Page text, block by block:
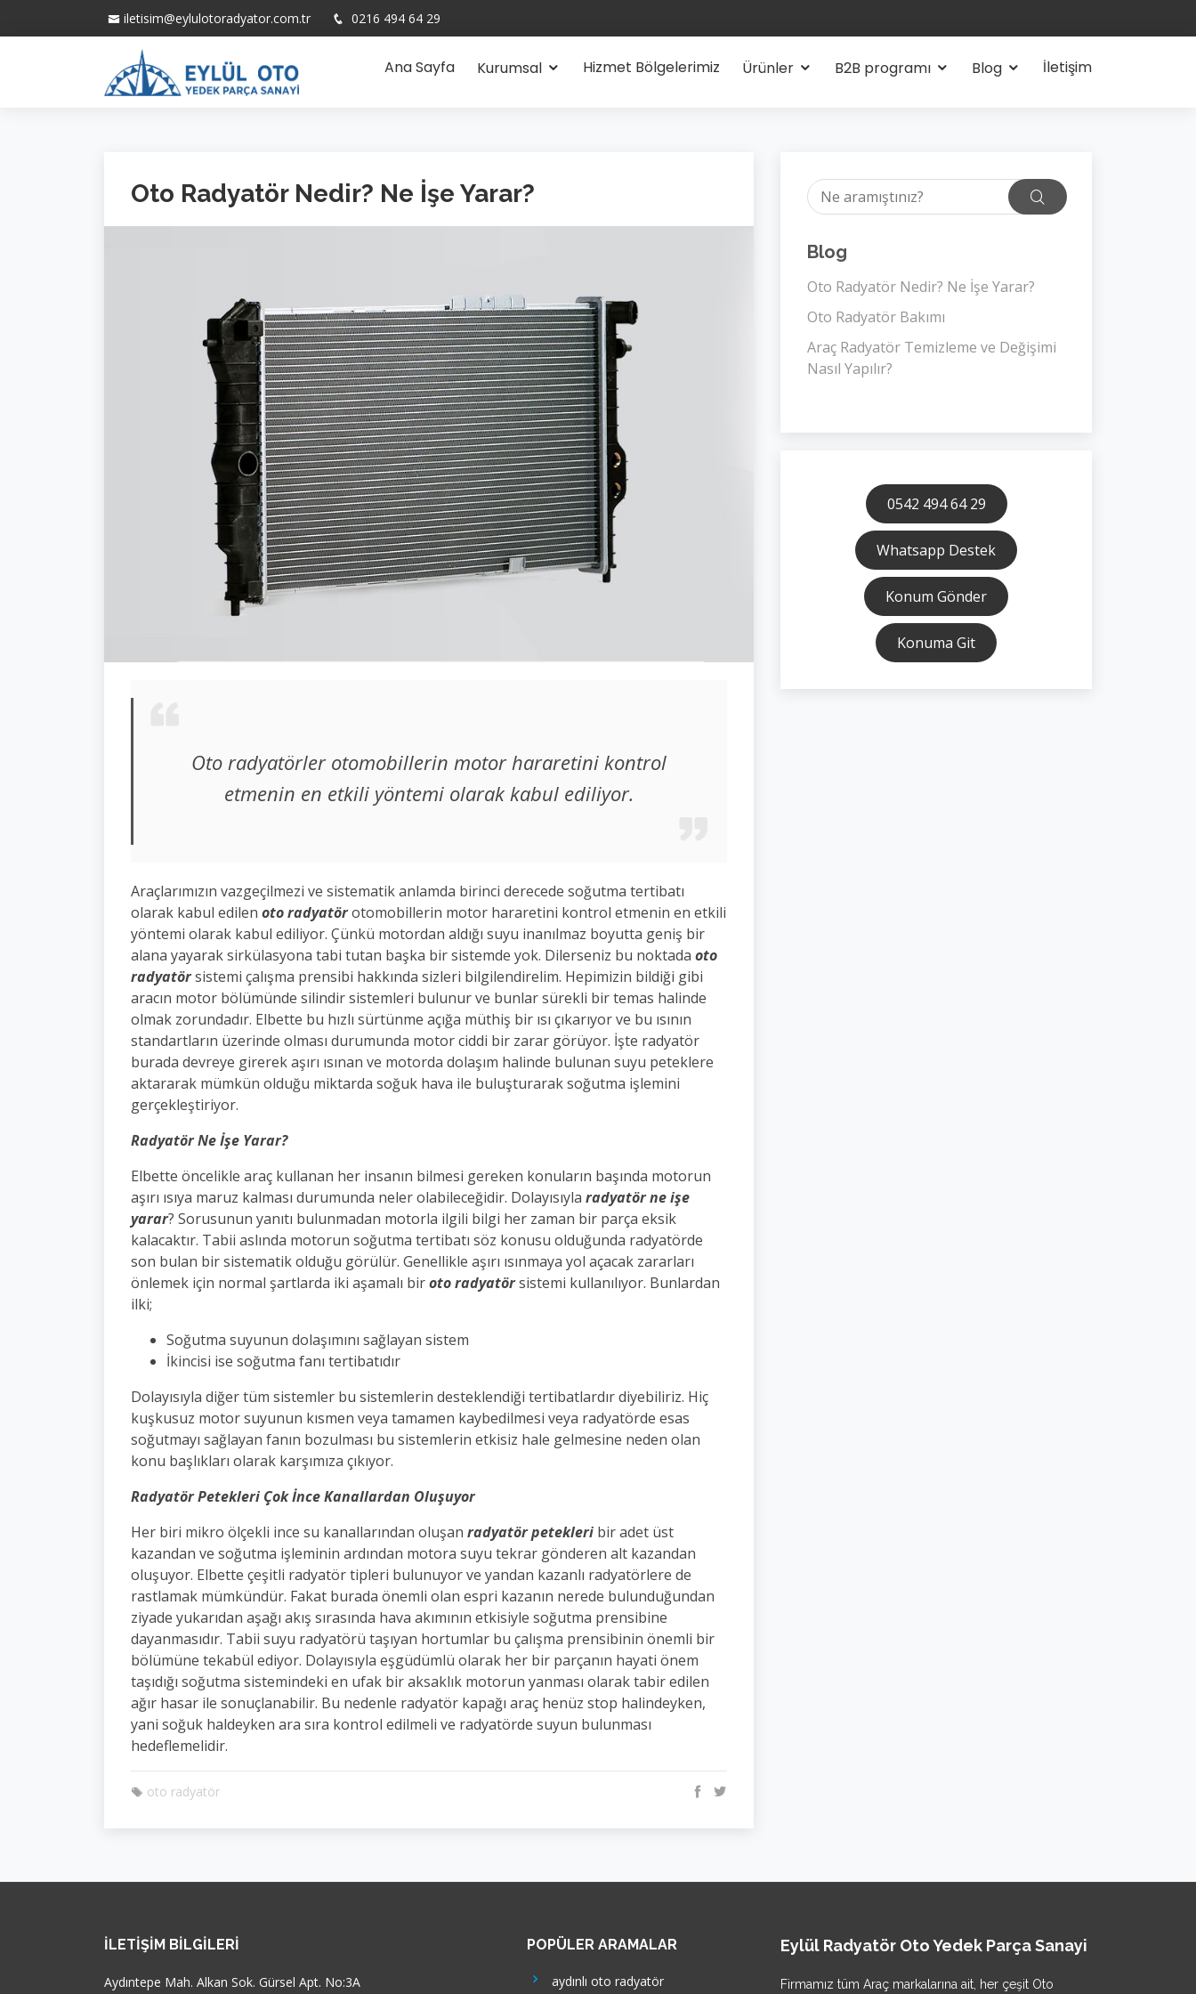
iletisim@eylulotoradyator.com.tr 0216 494 64 29
Ana Sayfa Kurumsal Hizmet Bölgelerimiz Ürünler B2B programı Blog İletişim
Oto Radyatör Nedir? Ne İşe Yarar?
Oto radyatörler otomobillerin motor hararetini kontrol
etmenin en etkili yöntemi olarak kabul ediliyor.
Araçlarımızın vazgeçilmezi ve sistematik anlamda birinci derecede soğutma tertibatı
olarak kabul edilen oto radyatörotomobillerin motor hararetini kontrol etmenin en etkili
yöntemi olarak kabul ediliyor. Çünkü motordan aldığı suyu inanılmaz boyutta geniş bir
alana yayarak sirkülasyona tabi tutan başka bir sistemde yok. Dilerseniz bu noktada oto
radyatörsistemi çalışma prensibi hakkında sizleri bilgilendirelim. Hepimizin bildiği gibi
aracın motor bölümünde silindir sistemleri bulunur ve bunlar sürekli bir temas halinde
olmak zorundadır. Elbette bu hızlı sürtünme açığa müthiş bir ısı çıkarıyor ve bu ısının
standartların üzerinde olması durumunda motor ciddi bir zarar görüyor. İşte radyatör
burada devreye girerek aşırı ısınan ve motorda dolaşım halinde bulunan suyu peteklere
aktararak mümkün olduğu miktarda soğuk hava ile buluşturarak soğutma işlemini
gerçekleştiriyor.
Radyatör Ne İşe Yarar?
Elbette öncelikle araç kullanan her insanın bilmesi gereken konuların başında motorun
aşırı ısıya maruz kalması durumunda neler olabileceğidir. Dolayısıyla radyatör ne işe
yarar? Sorusunun yanıtı bulunmadan motorla ilgili bilgi her zaman bir parça eksik
kalacaktır. Tabii aslında motorun soğutma tertibatı söz konusu olduğunda radyatörde
son bulan bir sistematik olduğu görülür. Genellikle aşırı ısınmaya yol açacak zararları
önlemek için normal şartlarda iki aşamalı biroto radyatörsistemi kullanılıyor. Bunlardan
ilki;
Soğutma suyunun dolaşımını sağlayan sistem
İkincisi ise soğutma fanı tertibatıdır
Dolayısıyla diğer tüm sistemler bu sistemlerin desteklendiği tertibatlardır diyebiliriz. Hiç
kuşkusuz motor suyunun kısmen veya tamamen kaybedilmesi veya radyatörde esas
soğutmayı sağlayan fanın bozulması bu sistemlerin etkisiz hale gelmesine neden olan
konu başlıkları olarak karşımıza çıkıyor.
Radyatör Petekleri Çok İnce Kanallardan Oluşuyor
Her biri mikro ölçekli ince su kanallarından oluşan radyatör petekleri bir adet üst
kazandan ve soğutma işleminin ardından motora suyu tekrar gönderen alt kazandan
oluşuyor. Elbette çeşitli radyatör tipleri bulunuyor ve yandan kazanlı radyatörlere de
rastlamak mümkündür. Fakat burada önemli olan espri kazanın nerede bulunduğundan
ziyade yukarıdan aşağı akış sırasında hava akımının etkisiyle soğutma prensibine
dayanmasıdır. Tabii suyu radyatörü taşıyan hortumlar bu çalışma prensibinin önemli bir
bölümüne tekabül ediyor. Dolayısıyla eşgüdümlü olarak her bir parçanın hayati önem
taşıdığı soğutma sistemindeki en ufak bir aksaklık motorun yanması olarak tabir edilen
ağır hasar ile sonuçlanabilir. Bu nedenle radyatör kapağı araç henüz stop halindeyken,
yani soğuk haldeyken ara sıra kontrol edilmeli ve radyatörde suyun bulunması
hedeflemelidir.
oto radyatör
Blog
Oto Radyatör Nedir? Ne İşe Yarar?
Oto Radyatör Bakımı
Araç Radyatör Temizleme ve Değişimi
Nasıl Yapılır?
0542 494 64 29
Whatsapp Destek
Konum Gönder
Konuma Git
İLETIŞIM BILGILERI
Aydıntepe Mah. Alkan Sok. Gürsel Apt. No:3A
POPÜLER ARAMALAR
aydınlı oto radyatör
Eylül Radyatör Oto Yedek Parça Sanayi
Firmamız tüm Araç markalarına ait, her çeşit Oto